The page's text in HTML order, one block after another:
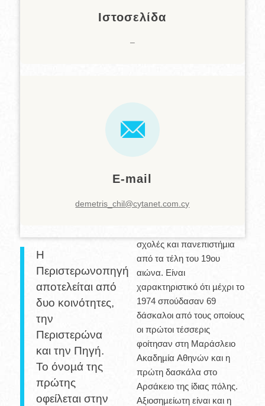
Ιστοσελίδα
–
E-mail
demetris_chil@cytanet.com.cy
Η
Περιστερωνοπηγή
αποτελείται από
δυο κοινότητες,
την
Περιστερώνα
και την Πηγή.
Το όνοµά της
πρώτης
οφείλεται στην
σχολές και πανεπιστήµια
από τα τέλη του 19ου
αιώνα. Είναι
χαρακτηριστικό ότι µέχρι το
1974 σπούδασαν 69
δάσκαλοι από τους οποίους
οι πρώτοι τέσσερις
φοίτησαν στη Μαράσλειο
Ακαδηµία Αθηνών και η
πρώτη δασκάλα στο
Αρσάκειο της ίδιας πόλης.
Αξιοσηµείωτη είναι και η